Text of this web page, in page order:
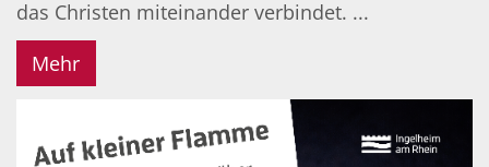
das Christen miteinander verbindet. ...
Mehr